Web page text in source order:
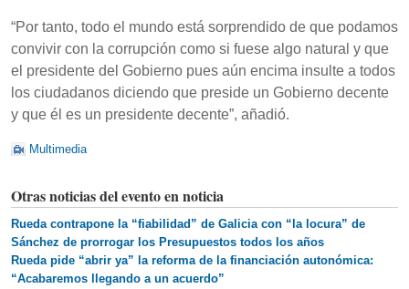
“Por tanto, todo el mundo está sorprendido de que podamos
convivir con la corrupción como si fuese algo natural y que
el presidente del Gobierno pues aún encima insulte a todos
los ciudadanos diciendo que preside un Gobierno decente
y que él es un presidente decente”, añadió.
Multimedia
Otras noticias del evento en noticia
Rueda contrapone la “fiabilidad” de Galicia con “la locura” de
Sánchez de prorrogar los Presupuestos todos los años
Rueda pide “abrir ya” la reforma de la financiación autonómica:
“Acabaremos llegando a un acuerdo”